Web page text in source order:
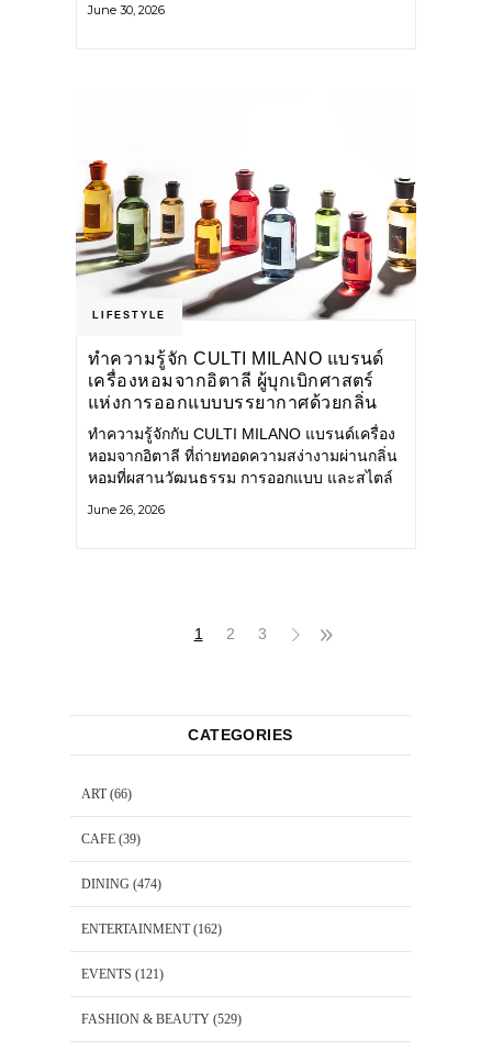
กระจายไปยังหลายพื้นที่ของประเทศที่อยากออก
June 30, 2026
LIFESTYLE
ทำความรู้จัก CULTI MILANO แบรนด์
เครื่องหอมจากอิตาลี ผู้บุกเบิกศาสตร์
แห่งการออกแบบบรรยากาศด้วยกลิ่น
หอม ผสานสไตล์อันโดดเด่นอย่างลงตัว
ทำความรู้จักกับ CULTI MILANO แบรนด์เครื่อง
หอมจากอิตาลี ที่ถ่ายทอดความสง่างามผ่านกลิ่น
หอมที่ผสานวัฒนธรรม การออกแบบ และสไตล์
แบรนด์เครื่องหอมระดับลักชัวรีดีไซน์เอกลักษณ์
June 26, 2026
1 2 3
CATEGORIES
ART(66)
CAFE (39)
DINING (474)
ENTERTAINMENT(162)
EVENTS (121)
FASHION & BEAUTY (529)